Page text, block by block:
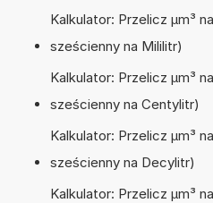
Kalkulator: Przelicz µm³
sześcienny na Mililitr)
Kalkulator: Przelicz µm³
sześcienny na Centylitr)
Kalkulator: Przelicz µm³
sześcienny na Decylitr)
Kalkulator: Przelicz µm³